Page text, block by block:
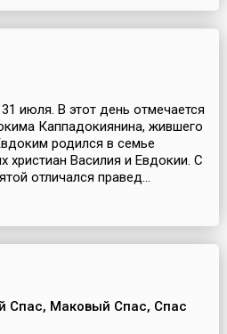
июля. В этот день отмечается
Каппадокиянина, жившего
родился в семье
христиан Василия и Евдокии. С
отличался правед...
Спас, Маковый Спас, Спас